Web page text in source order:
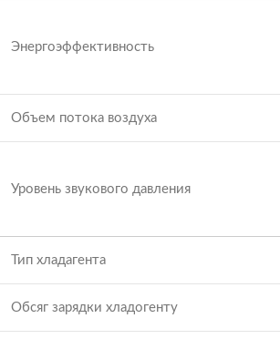
Энергоэффективность
Объем потока воздуха
Уровень звукового давления
Тип хладагента
Обсяг зарядки хладогенту